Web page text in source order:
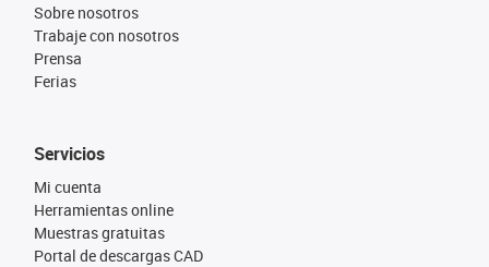
Sobre nosotros
Trabaje con nosotros
Prensa
Ferias
Servicios
Mi cuenta
Herramientas online
Muestras gratuitas
Portal de descargas CAD